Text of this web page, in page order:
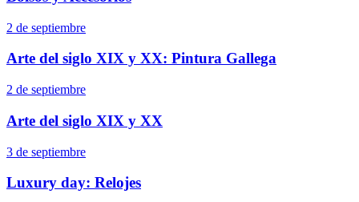
2 de septiembre
Arte del siglo XIX y XX: Pintura Gallega
2 de septiembre
Arte del siglo XIX y XX
3 de septiembre
Luxury day: Relojes